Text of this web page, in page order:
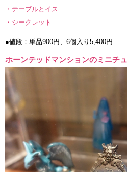
・テーブルとイス
・シークレット
●値段：単品900円、6個入り5,400円
ホーンテッドマンションのミニチ